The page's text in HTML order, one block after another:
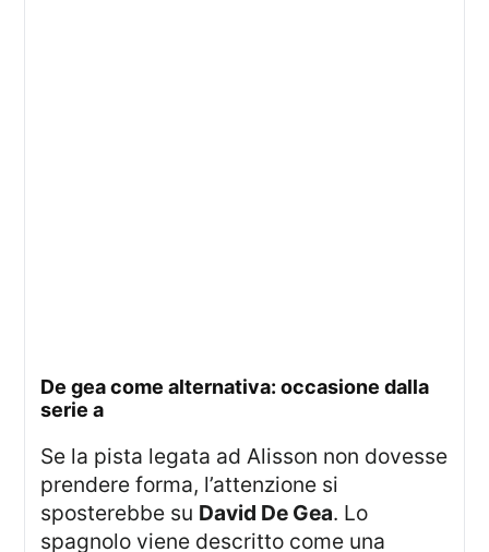
de gea come alternativa: occasione dalla
serie a
Se la pista legata ad Alisson non dovesse
prendere forma, l’attenzione si
sposterebbe su David De Gea. Lo
spagnolo viene descritto come una